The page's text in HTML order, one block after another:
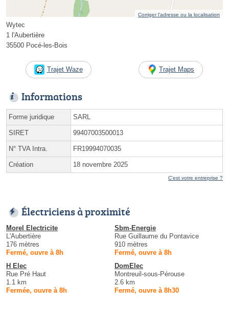
Corriger l’adresse ou la localisation
Wytec
1 l'Aubertière
35500 Pocé-les-Bois
Trajet Waze Trajet Maps
Informations
Forme juridique SARL
SIRET 99407003500013
N° TVA Intra. FR19994070035
Création 18 novembre 2025
C'est votre entreprise ?
Électriciens à proximité
Morel Electricite
L'Aubertière
176 mètres
Fermé, ouvre à 8h
Sbm-Energie
Rue Guillaume du Pontavice
910 mètres
Fermé, ouvre à 8h
H Elec
Rue Pré Haut
1.1 km
Fermée, ouvre à 8h
DomElec
Montreuil-sous-Pérouse
2.6 km
Fermé, ouvre à 8h30